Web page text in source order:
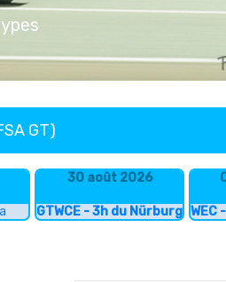
GT)
30 août 2026
GTWCE - 3h du Nürburgring
WEC